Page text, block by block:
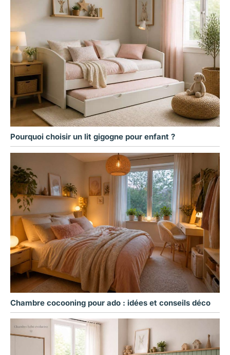
Pourquoi choisir un lit gigogne pour enfant ?
Chambre cocooning pour ado : idées et conseils déco